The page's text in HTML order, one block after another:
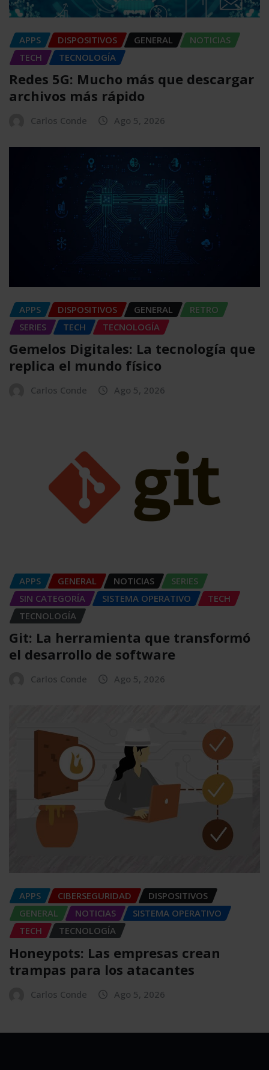
APPS DISPOSITIVOS GENERAL
NOTICIAS
TECH
TECNOLOGÍA
Redes 5G: Mucho más que descargar
archivos más rápido
Carlos Conde Ago 5, 2026
APPS DISPOSITIVOS GENERAL
RETRO
SERIES
TECH TECNOLOGÍA
Gemelos Digitales: La tecnología que
replica el mundo físico
Carlos Conde Ago 5, 2026
APPS GENERAL NOTICIAS
SERIES
SIN CATEGORÍA
SISTEMA OPERATIVO
TECH
TECNOLOGÍA
Git: La herramienta que transformó
el desarrollo de software
Carlos Conde Ago 5, 2026
APPS CIBERSEGURIDAD
DISPOSITIVOS
GENERAL
NOTICIAS
SISTEMA OPERATIVO
TECH
TECNOLOGÍA
Honeypots: Las empresas crean
trampas para los atacantes
Carlos Conde Ago 5, 2026